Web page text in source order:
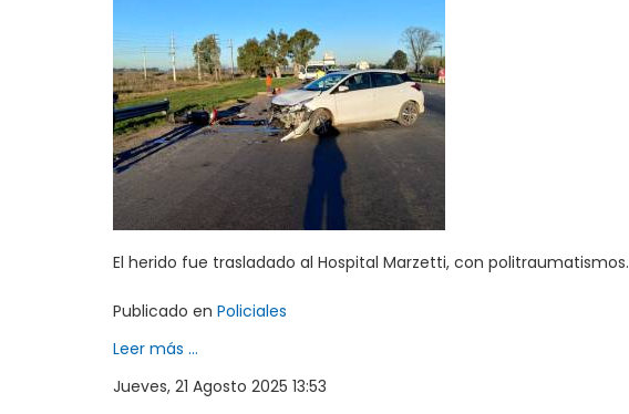
El herido fue trasladado al Hospital Marzetti, con politraumatismos.
Publicado en Policiales
Leer más ...
Jueves, 21 Agosto 2025 13:53